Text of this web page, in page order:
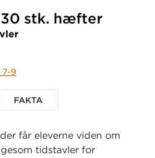
stk. hæfter
7-9
FAKTA
får eleverne viden om
tidstavler for